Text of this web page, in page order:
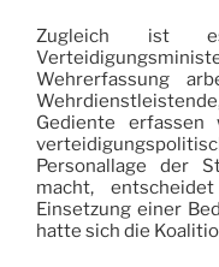
Zugleich ist
Wehrerfassung
Gediente
Personallage der
macht,
Einsetzung einer
hatte sich die